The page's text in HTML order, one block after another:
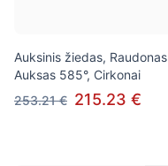
Auksinis žiedas, Raudonas
Auksas 585°, Cirkonai
253.21 € 215.23 €